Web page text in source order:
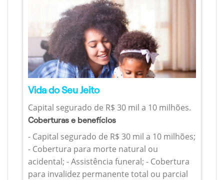
Vida do Seu Jeito
Capital segurado de R$ 30 mil a 10 milhões.
Coberturas e benefícios
- Capital segurado de R$ 30 mil a 10 milhões;
- Cobertura para morte natural ou
acidental; - Assistência funeral; - Cobertura
para invalidez permanente total ou parcial